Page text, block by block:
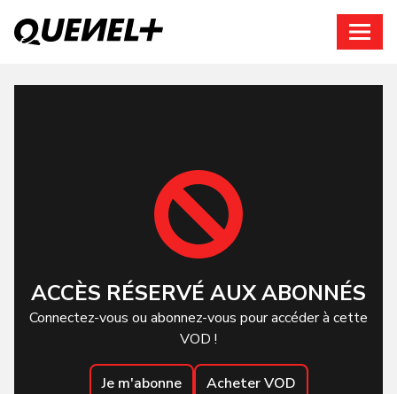
ACCÈS RÉSERVÉ AUX ABONNÉS
Connectez-vous ou abonnez-vous pour accéder à cette
VOD !
Je m'abonne Acheter VOD